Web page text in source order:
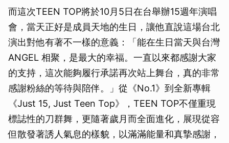
而這次TEEN TOP將於10月5日在台舉辦15週年演唱
會，當天正好是成員天地的生日，讓他直說這場台北
演出對他有著不一樣的意義：「能在生日當天與台灣
ANGEL 相聚，是最大的幸福。一直以來都感謝大家
的支持，這次能夠履行承諾再次站上舞台，真的非常
感謝粉絲的等待與陪伴。」從《No.1》到全新專輯
《Just 15, Just Teen Top》，TEEN TOP不僅重現
標誌性的刀群舞，更隨著歲月而全面進化，展現從容
但散發著誘人氣息的樣貌，以滿滿能量和真摯感謝，